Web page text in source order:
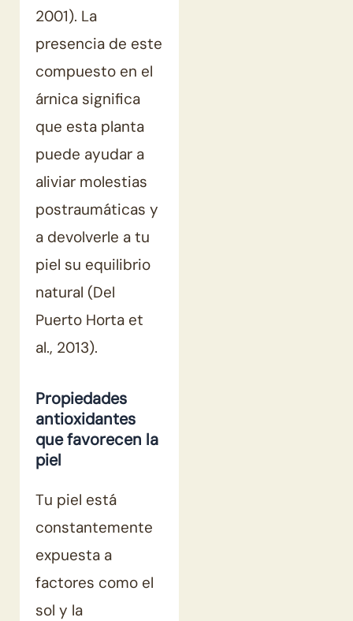
2001). La
presencia de este
compuesto en el
árnica significa
que esta planta
puede ayudar a
aliviar molestias
postraumáticas y
a devolverle a tu
piel su equilibrio
natural (Del
Puerto Horta et
al., 2013).
Propiedades
antioxidantes
que favorecen la
piel
Tu piel está
constantemente
expuesta a
factores como el
sol y la